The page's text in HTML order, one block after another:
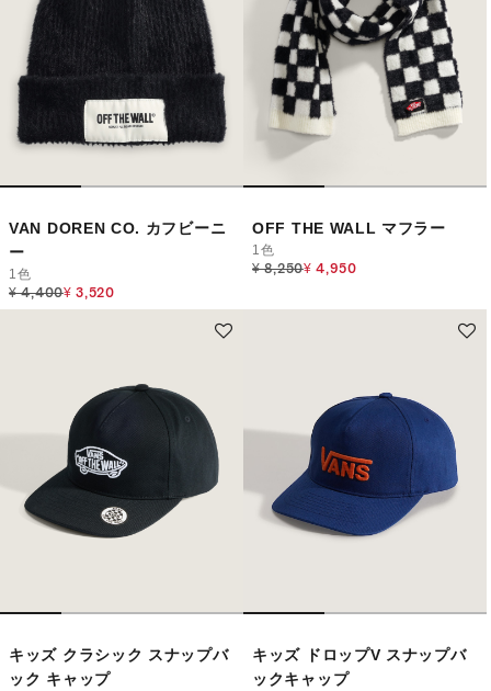
VAN DOREN CO. カフビーニ
ー
1色
Price reduced from
¥ 4,400to
¥ 3,520
OFF THE WALL マフラー
1色
Price reduced from
¥ 8,250to
¥ 4,950
キッズ クラシック スナップバ
ック キャップ
キッズ ドロップV スナップバ
ックキャップ